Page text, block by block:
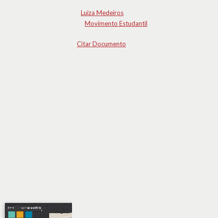
Luiza Medeiros
Movimento Estudantil
Citar Documento